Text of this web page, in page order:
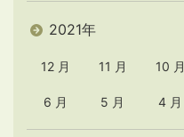
2021年
12 月 11 月 10 月
6 月 5 月 4 月